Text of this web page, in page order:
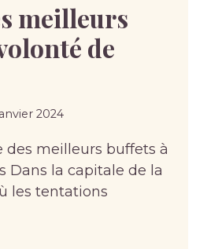
meilleurs
de
2024
des meilleurs buffets à
Dans la capitale de la
les tentations